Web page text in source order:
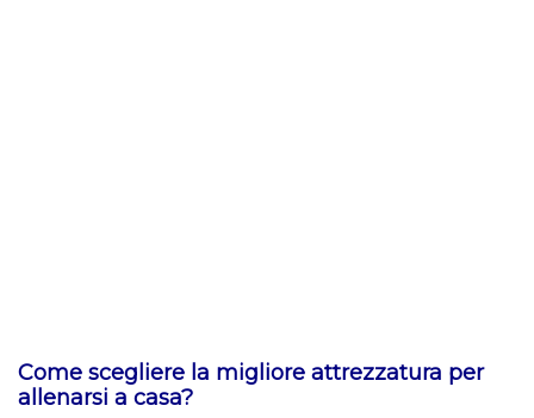
Come scegliere la migliore attrezzatura per
allenarsi a casa?